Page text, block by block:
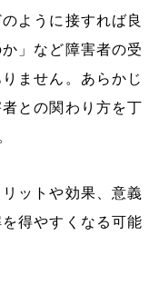
ように接すれば良
」など障害者の受
ません。あらかじ
との関わり方を丁
ットや効果、意義
得やすくなる可能